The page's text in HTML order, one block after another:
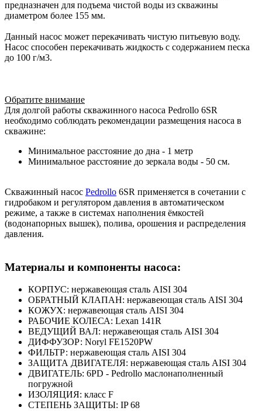
предназначен для подъема чистой воды из скважины
диаметром более 155 мм.
Данный насос может перекачивать чистую питьевую воду.
Насос способен перекачивать жидкость с содержанием песка
до 100 г/м3.
Обратите внимание
Для долгой работы cкважинного насоса Pedrollo 6SR
необходимо соблюдать рекомендации размещения насоса в
скважине:
Минимальное расстояние до дна - 1 метр
Минимальное расстояние до зеркала воды - 50 см.
Скважинный насос Pedrollo 6SR применяется в сочетании с
гидробаком и регулятором давления в автоматическом
режиме, а также в системах наполнения ёмкостей
(водонапорных вышек), полива, орошения и распределения
давления.
Материалы и компоненты насоса:
КОРПУС: нержавеющая сталь AISI 304
ОБРАТНЫЙ КЛАПАН: нержавеющая сталь AISI 304
КОЖУХ: нержавеющая сталь AISI 304
РАБОЧИЕ КОЛЕСА: Lexan 141R
ВЕДУЩИЙ ВАЛ: нержавеющая сталь AISI 304
ДИФФУЗОР: Noryl FE1520PW
ФИЛЬТР: нержавеющая сталь AISI 304
ЗАЩИТА ДВИГАТЕЛЯ: нержавеющая сталь AISI 304
ДВИГАТЕЛЬ: 6PD - Pedrollo маслонаполненный
погружной
ИЗОЛЯЦИЯ: класс F
СТЕПЕНЬ ЗАЩИТЫ: IP 68